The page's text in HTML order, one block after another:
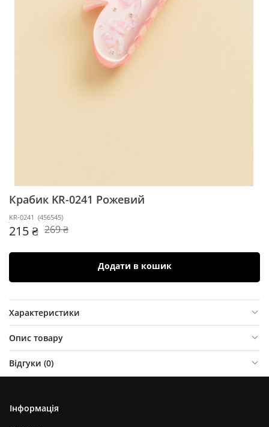
Крабик KR-0241 Рожевий
KR-0241 (456545)
215 ₴ 269 ₴
Додати в кошик
Характеристики
Опис товару
Відгуки (0)
Інформація